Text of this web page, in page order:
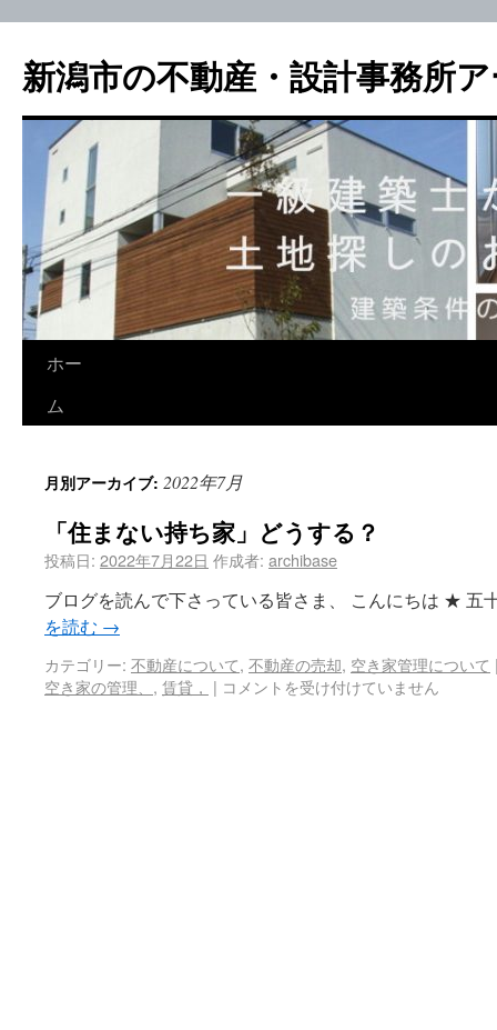
新潟市の不動産・設計事務所
ホー
ム
月別アーカイブ: 2022年7月
「住まない持ち家」どうする？
投稿日: 2022年7月22日 作成者: archibase
ブログを読んで下さっている皆さま、 こんにちは ★ 五
を読む →
カテゴリー: 不動産について, 不動産の売却, 空き家管理について
空き家の管理、 , 賃貸， | コメントを受け付けていません